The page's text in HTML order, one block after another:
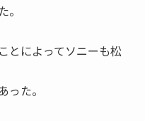
とによってソニーも松
た。